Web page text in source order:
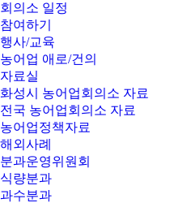
회의소 일정
참여하기
행사/교육
농어업 애로/건의
자료실
화성시 농어업회의소 자료
전국 농어업회의소 자료
농어업정책자료
해외사례
분과운영위원회
식량분과
과수분과